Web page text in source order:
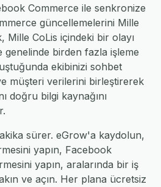
Commerce ile senkronize
güncellemelerini Mille
Mille CoLis içindeki bir olayı
genelinde birden fazla işleme
ekibinizi sohbet
müşteri verilerini birleştirerek
doğru bilgi kaynağını
sürer. eGrow'a kaydolun,
yapın, Facebook
yapın, aralarında bir iş
ve açın. Her plana ücretsiz